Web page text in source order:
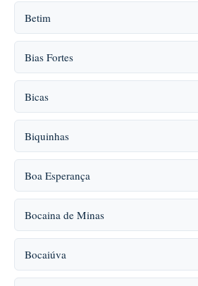
Betim
Bias Fortes
Bicas
Biquinhas
Boa Esperança
Bocaina de Minas
Bocaiúva